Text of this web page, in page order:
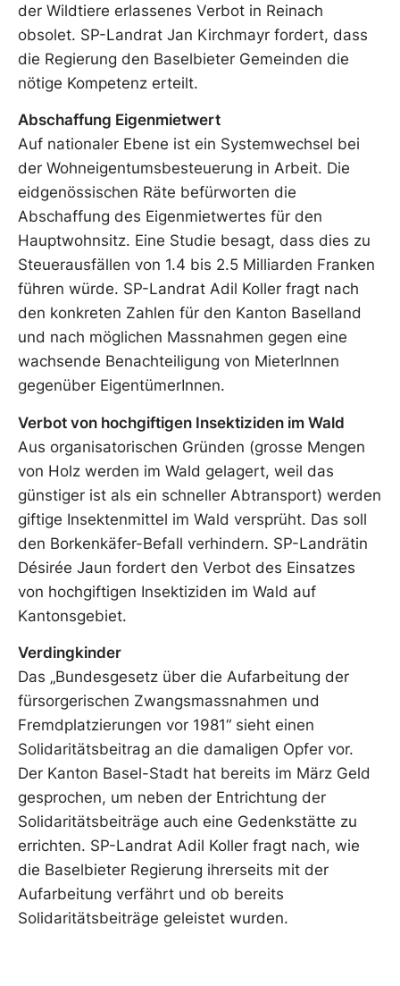
der Wildtiere erlassenes Verbot in Reinach
obsolet. SP-Landrat Jan Kirchmayr fordert, dass
die Regierung den Baselbieter Gemeinden die
nötige Kompetenz erteilt.
Abschaffung Eigenmietwert
Auf nationaler Ebene ist ein Systemwechsel bei
der Wohneigentumsbesteuerung in Arbeit. Die
eidgenössischen Räte befürworten die
Abschaffung des Eigenmietwertes für den
Hauptwohnsitz. Eine Studie besagt, dass dies zu
Steuerausfällen von 1.4 bis 2.5 Milliarden Franken
führen würde. SP-Landrat Adil Koller fragt nach
den konkreten Zahlen für den Kanton Baselland
und nach möglichen Massnahmen gegen eine
wachsende Benachteiligung von MieterInnen
gegenüber EigentümerInnen.
Verbot von hochgiftigen Insektiziden im Wald
Aus organisatorischen Gründen (grosse Mengen
von Holz werden im Wald gelagert, weil das
günstiger ist als ein schneller Abtransport) werden
giftige Insektenmittel im Wald versprüht. Das soll
den Borkenkäfer-Befall verhindern. SP-Landrätin
Désirée Jaun fordert den Verbot des Einsatzes
von hochgiftigen Insektiziden im Wald auf
Kantonsgebiet.
Verdingkinder
Das „Bundesgesetz über die Aufarbeitung der
fürsorgerischen Zwangsmassnahmen und
Fremdplatzierungen vor 1981“ sieht einen
Solidaritätsbeitrag an die damaligen Opfer vor.
Der Kanton Basel-Stadt hat bereits im März Geld
gesprochen, um neben der Entrichtung der
Solidaritätsbeiträge auch eine Gedenkstätte zu
errichten. SP-Landrat Adil Koller fragt nach, wie
die Baselbieter Regierung ihrerseits mit der
Aufarbeitung verfährt und ob bereits
Solidaritätsbeiträge geleistet wurden.